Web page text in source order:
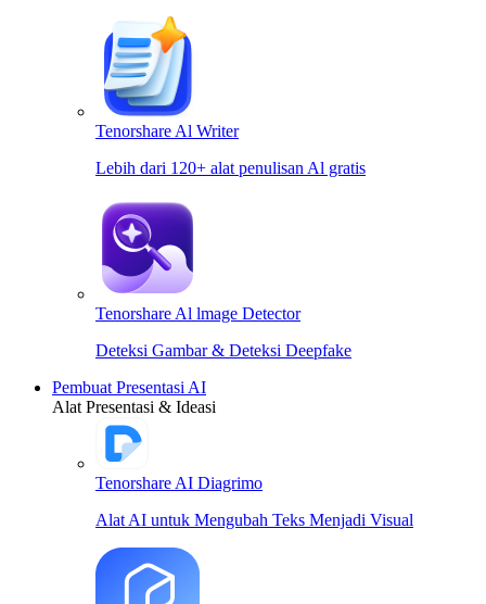
Tenorshare Al Writer
Lebih dari 120+ alat penulisan Al gratis
Tenorshare Al lmage Detector
Deteksi Gambar & Deteksi Deepfake
Pembuat Presentasi AI
Alat Presentasi & Ideasi
Tenorshare AI Diagrimo
Alat AI untuk Mengubah Teks Menjadi Visual